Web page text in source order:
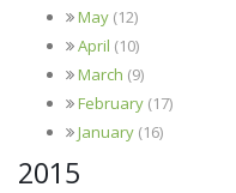
May (12)
April (10)
March (9)
February (17)
January (16)
2015